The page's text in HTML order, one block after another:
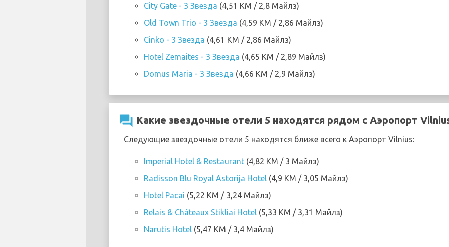
City Gate - 3 Звезда (4,51 KM / 2,8 Майлз)
Old Town Trio - 3 Звезда (4,59 KM / 2,86 Майлз)
Cinko - 3 Звезда (4,61 KM / 2,86 Майлз)
Hotel Zemaites - 3 Звезда (4,65 KM / 2,89 Майлз)
Domus Maria - 3 Звезда (4,66 KM / 2,9 Майлз)
question_answer Какие звездочные отели 5 находятся рядом с Аэропорт
Следующие звездочные отели 5 находятся ближе всего к Аэропорт Vilnius:
Imperial Hotel & Restaurant (4,82 KM / 3 Майлз)
Radisson Blu Royal Astorija Hotel (4,9 KM / 3,05 Майлз)
Hotel Pacai (5,22 KM / 3,24 Майлз)
Relais & Châteaux Stikliai Hotel (5,33 KM / 3,31 Майлз)
Narutis Hotel (5,47 KM / 3,4 Майлз)